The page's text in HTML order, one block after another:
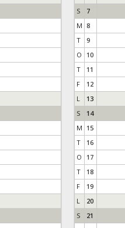
S
7
M 8
T
9
O
10
T
11
F
12
L
13
S
14
M 15
T
16
O
17
T
18
F
19
L
20
S
21